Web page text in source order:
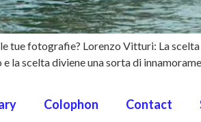
tue fotografie? Lorenzo Vitturi: La
e la scelta diviene una sorta di
Colophon Contact